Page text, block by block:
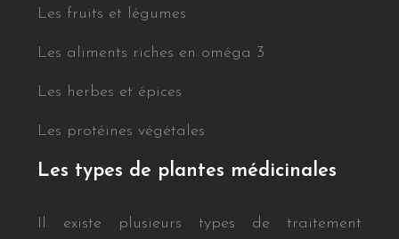
Les fruits et légumes
Les aliments riches en oméga 3
Les herbes et épices
Les protéines végétales
Les types de plantes médicinales
Il existe plusieurs types de traitement